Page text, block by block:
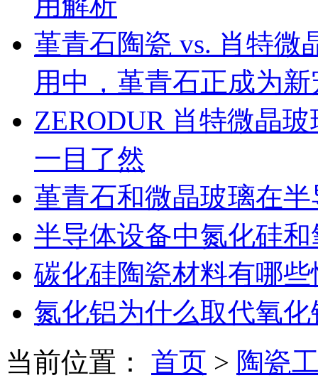
堇青石陶瓷 vs. 肖特微
用中，堇青石正成为
ZERODUR 肖特微晶
一目了然
堇青石和微晶玻璃在
半导体设备中氮化硅
碳化硅陶瓷材料有哪
氮化铝为什么取代氧化
当前位置：
首页 > 陶瓷